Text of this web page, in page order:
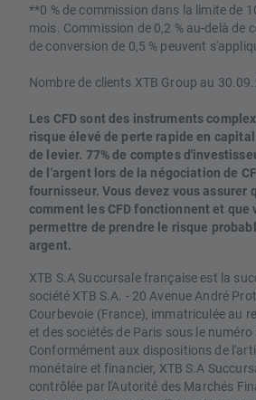
**0 % de commission dans la limite de
mois. Commission de 0,2 % au-delà de
de conversion de 0,5 % peuvent
Nombre de clients XTB Group au
Les CFD sont des instruments
risque élevé de perte rapide en
de levier. 77% de comptes
de l'argent lors de la négociation de
fournisseur. Vous devez vous assurer
comment les CFD fonctionnent et que
permettre de prendre le risque
argent.
XTB S.A Succursale française est la
société XTB S.A. - 20 Avenue André
Courbevoie (France), immatriculée au
et des sociétés de Paris sous le
Conformément aux dispositions de
monétaire et financier, XTB S.A
contrôlée par l'Autorité des Marchés